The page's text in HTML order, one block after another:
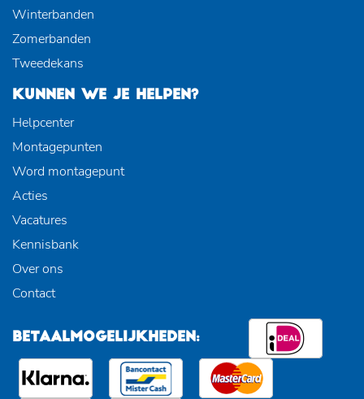
Winterbanden
Zomerbanden
Tweedekans
KUNNEN WE JE HELPEN?
Helpcenter
Montagepunten
Word montagepunt
Acties
Vacatures
Kennisbank
Over ons
Contact
BETAALMOGELIJKHEDEN: